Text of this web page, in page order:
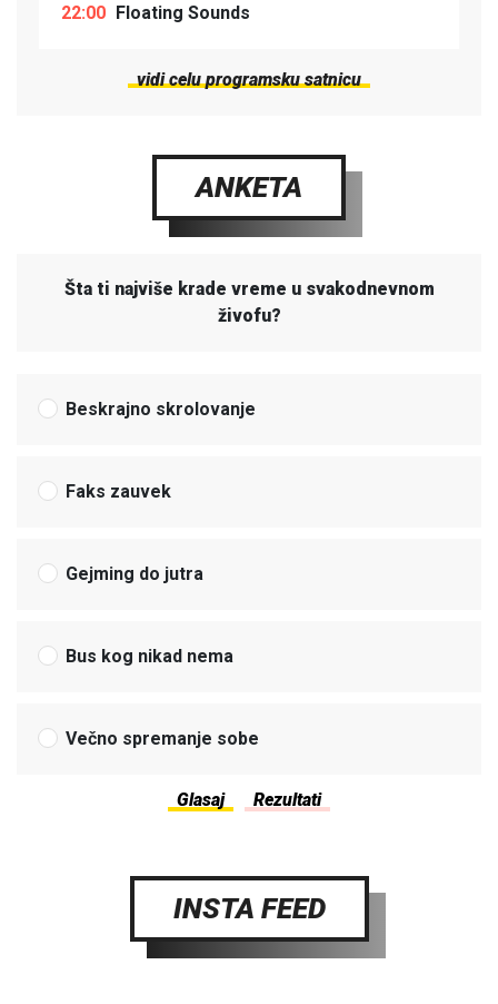
22:00 Floating Sounds
vidi celu programsku satnicu
ANKETA
Šta ti najviše krade vreme u svakodnevnom
živofu?
Beskrajno skrolovanje
Faks zauvek
Gejming do jutra
Bus kog nikad nema
Večno spremanje sobe
INSTA FEED